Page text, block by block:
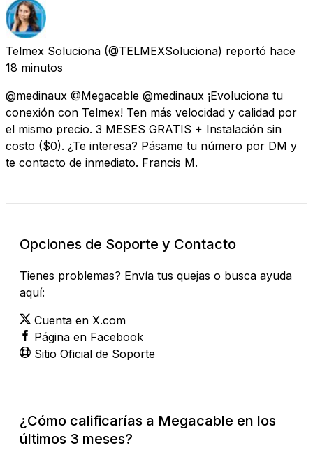
Telmex Soluciona (@TELMEXSoluciona) reportó hace
18 minutos
@medinaux @Megacable @medinaux ¡Evoluciona tu
conexión con Telmex! Ten más velocidad y calidad por
el mismo precio. 3 MESES GRATIS + Instalación sin
costo ($0). ¿Te interesa? Pásame tu número por DM y
te contacto de inmediato. Francis M.
Opciones de Soporte y Contacto
Tienes problemas? Envía tus quejas o busca ayuda
aquí:
Cuenta en X.com
Página en Facebook
Sitio Oficial de Soporte
¿Cómo calificarías a Megacable en los
últimos 3 meses?